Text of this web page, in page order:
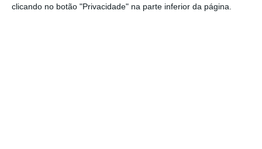
clicando no botão "Privacidade" na parte inferior da página.
contrário daRTP– cujos debates vão ter a